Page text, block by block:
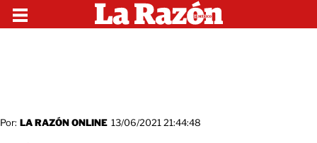
Por: LA RAZÓN ONLINE 13/06/2021 21:44:48